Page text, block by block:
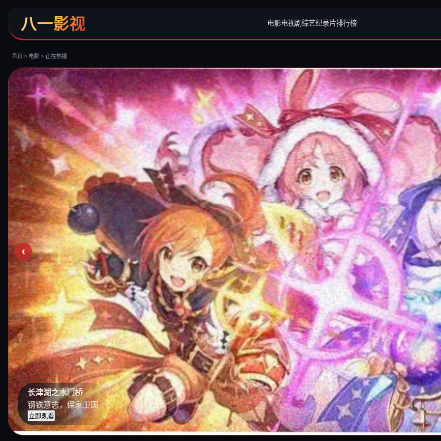
八一影视 电影电视剧综艺纪录片排行榜
首页 > 电影 > 正在热播
长津湖之水门桥
钢铁意志，保家卫国
立即观看
‹